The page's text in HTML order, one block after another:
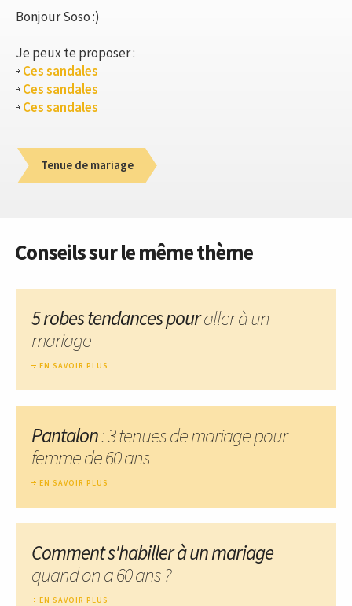
Bonjour Soso :)
Je peux te proposer :
Ces sandales
Ces sandales
Ces sandales
Tenue de mariage
Conseils sur le même thème
5 robes tendances pouraller à un
mariage
EN SAVOIR PLUS
Pantalon: 3 tenues de mariage pour
femme de 60 ans
EN SAVOIR PLUS
Comment s'habiller à un mariage
quand on a 60 ans ?
EN SAVOIR PLUS